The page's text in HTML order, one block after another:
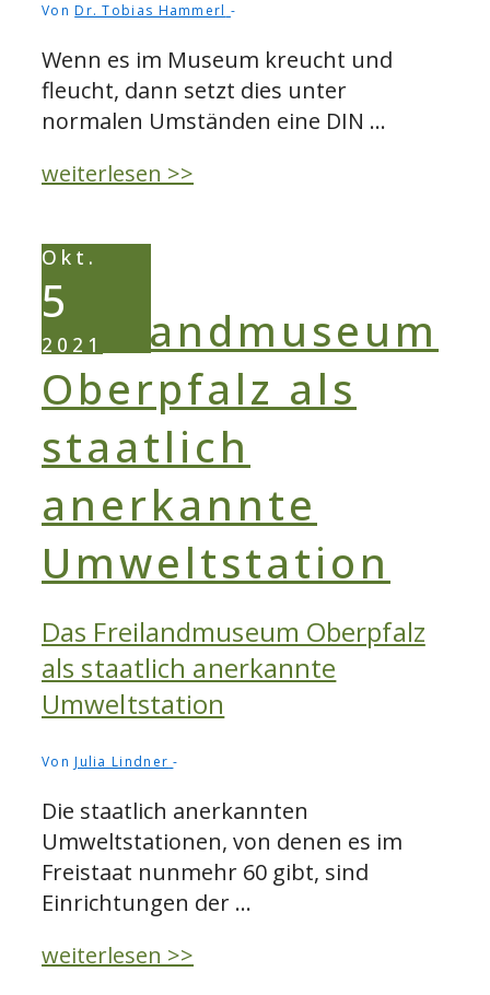
VonDr. Tobias Hammerl
Wenn es im Museum kreucht und
fleucht, dann setzt dies unter
normalen Umständen eine DIN …
Von
Gelbbauchunke:
Tiere
in
der
musealen
Kulturlandschaft
weiterlesen >>
Okt.
5
2021
Das Freilandmuseum Oberpfalz
als staatlich anerkannte
Umweltstation
VonJulia Lindner
Die staatlich anerkannten
Umweltstationen, von denen es im
Freistaat nunmehr 60 gibt, sind
Einrichtungen der …
Das
weiterlesen >>